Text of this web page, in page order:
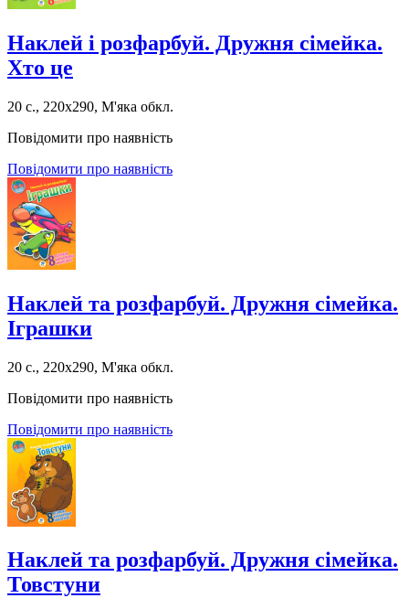
Наклей і розфарбуй. Дружня сімейка.
Хто це
20 с., 220х290, М'яка обкл.
Повідомити про наявність
Повідомити про наявність
Наклей та розфарбуй. Дружня сімейка.
Іграшки
20 с., 220х290, М'яка обкл.
Повідомити про наявність
Повідомити про наявність
Наклей та розфарбуй. Дружня сімейка.
Товстуни